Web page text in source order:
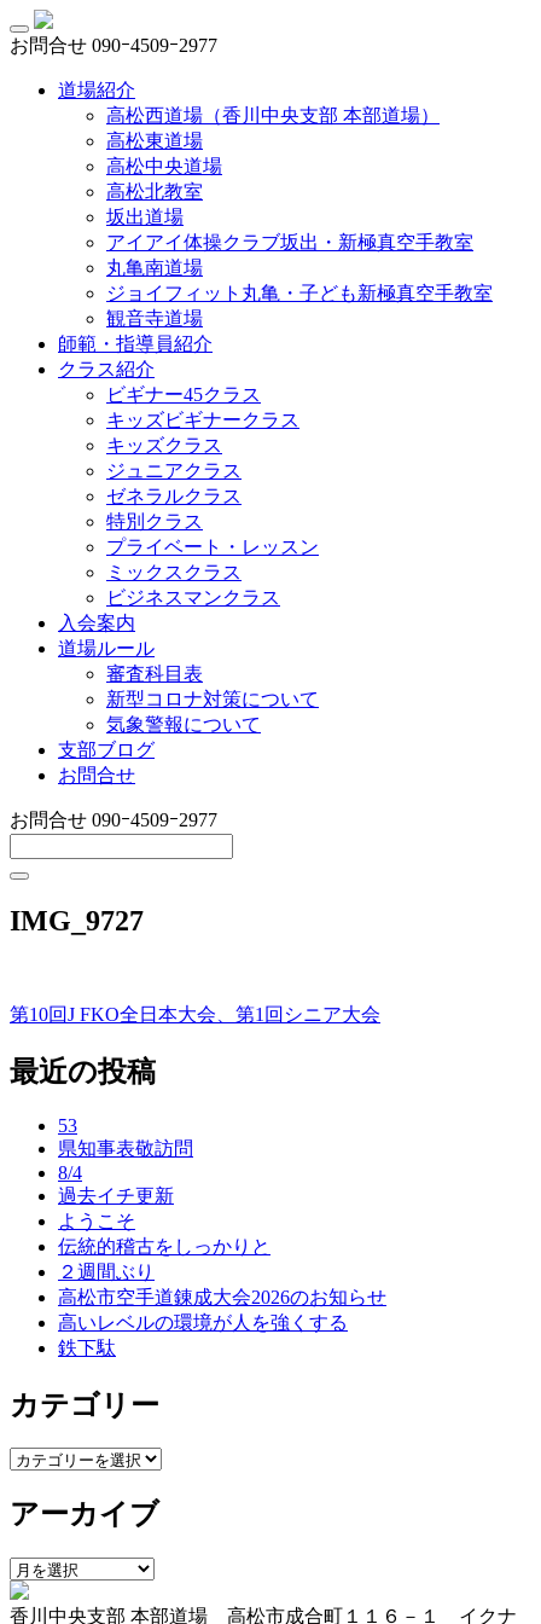
お問合せ 090ｰ4509ｰ2977
道場紹介
高松西道場（香川中央支部 本部道場）
高松東道場
高松中央道場
高松北教室
坂出道場
アイアイ体操クラブ坂出・新極真空手教室
丸亀南道場
ジョイフィット丸亀・子ども新極真空手教室
観音寺道場
師範・指導員紹介
クラス紹介
ビギナー45クラス
キッズビギナークラス
キッズクラス
ジュニアクラス
ゼネラルクラス
特別クラス
プライベート・レッスン
ミックスクラス
ビジネスマンクラス
入会案内
道場ルール
審査科目表
新型コロナ対策について
気象警報について
支部ブログ
お問合せ
お問合せ 090ｰ4509ｰ2977
IMG_9727
投
稿
第10回J FKO全日本大会、第1回シニア大会
最近の投稿
53
県知事表敬訪問
8/4
過去イチ更新
ようこそ
伝統的稽古をしっかりと
２週間ぶり
高松市空手道錬成大会2026のお知らせ
高いレベルの環境が人を強くする
鉄下駄
カテゴリー
カ
ゴ
ー
アーカイブ
ア
ー
カ
香川中央支部 本部道場 高松市成合町１１６－１ イクナ